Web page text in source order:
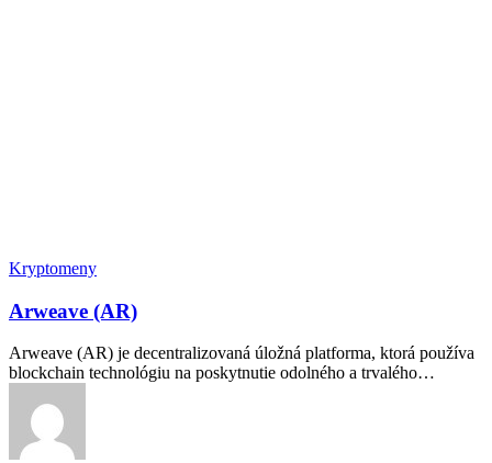
Kryptomeny
Arweave (AR)
Arweave (AR) je decentralizovaná úložná platforma, ktorá používa
blockchain technológiu na poskytnutie odolného a trvalého…